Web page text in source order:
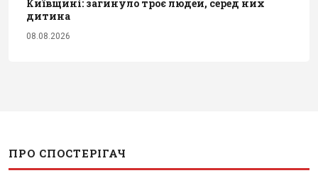
Київщині: загинуло троє людей, серед них
дитина
08.08.2026
ПРО СПОСТЕРІГАЧ